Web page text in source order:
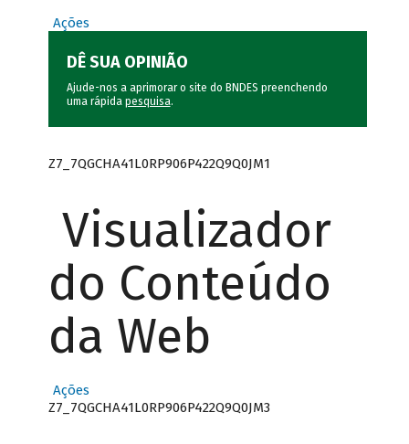
Ações
DÊ SUA OPINIÃO
Ajude-nos a aprimorar o site do BNDES preenchendo
uma rápida pesquisa.
Z7_7QGCHA41L0RP906P422Q9Q0JM1
Visualizador
do Conteúdo
da Web
Ações
Z7_7QGCHA41L0RP906P422Q9Q0JM3